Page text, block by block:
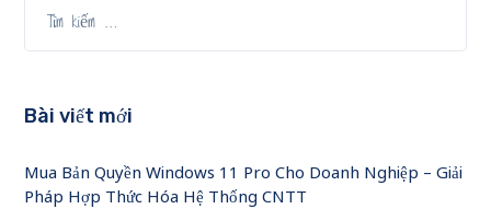
Bài viết mới
Mua Bản Quyền Windows 11 Pro Cho Doanh Nghiệp – Giải
Pháp Hợp Thức Hóa Hệ Thống CNTT